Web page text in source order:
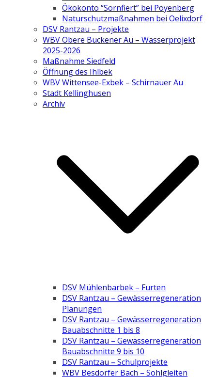
Ökokonto “Sornfiert” bei Poyenberg
Naturschutzmaßnahmen bei Oelixdorf
DSV Rantzau – Projekte
WBV Obere Buckener Au – Wasserprojekt
2025-2026
Maßnahme Siedfeld
Öffnung des Ihlbek
WBV Wittensee-Exbek – Schirnauer Au
Stadt Kellinghusen
Archiv
DSV Mühlenbarbek – Furten
DSV Rantzau – Gewässerregeneration
Planungen
DSV Rantzau – Gewässerregeneration
Bauabschnitte 1 bis 8
DSV Rantzau – Gewässerregeneration
Bauabschnitte 9 bis 10
DSV Rantzau – Schulprojekte
WBV Besdorfer Bach – Sohlgleiten